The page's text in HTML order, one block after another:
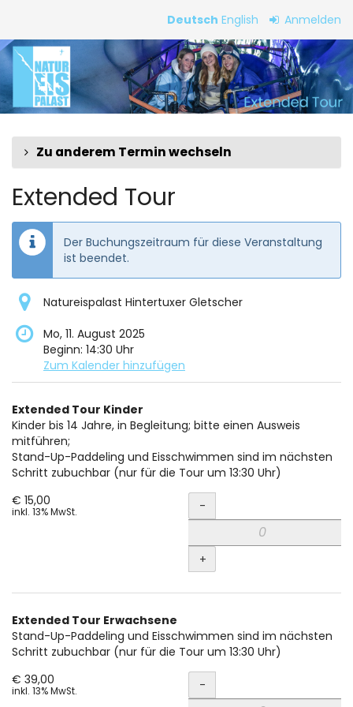
Inhalt
springen
Deutsch English Anmelden
Extended
Tour
Zu anderem Termin wechseln
Extended Tour
Der Buchungszeitraum für diese Veranstaltung
ist beendet.
Natureispalast Hintertuxer Gletscher
Mo, 11. August 2025
Beginn: 14:30 Uhr
Zum Kalender hinzufügen
Produkte
Unkategorisierte
Produkte
Extended Tour Kinder
Kinder bis 14 Jahre, in Begleitung; bitte einen Ausweis
mitführen;
Stand-Up-Paddeling und Eisschwimmen sind im nächsten
Schritt zubuchbar (nur für die Tour um 13:30 Uhr)
€ 15,00
inkl. 13% MwSt. Menge
-
+
Extended Tour Erwachsene
Stand-Up-Paddeling und Eisschwimmen sind im nächsten
Schritt zubuchbar (nur für die Tour um 13:30 Uhr)
€ 39,00
inkl. 13% MwSt. Menge
-